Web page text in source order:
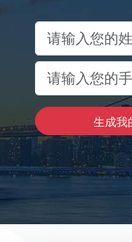
生成我